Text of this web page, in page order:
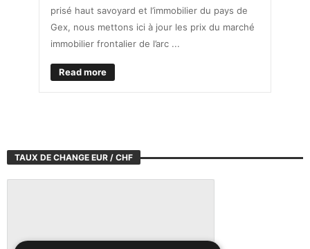
prisé haut savoyard et l’immobilier du pays de
Gex, nous mettons ici à jour les prix du marché
immobilier frontalier de l’arc ...
Read more
TAUX DE CHANGE EUR / CHF